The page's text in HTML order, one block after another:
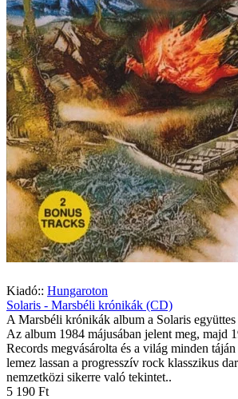
Kiadó:: Hungaroton
Solaris - Marsbéli krónikák (CD)
A Marsbéli krónikák album a Solaris
Az album 1984 májusában jelent meg, majd
Records megvásárolta és a világ minden
lemez lassan a progresszív rock klasszikus
nemzetközi sikerre való tekintet..
5 190 Ft